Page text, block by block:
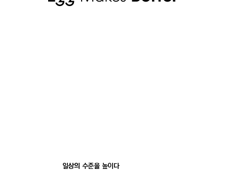
일상의 수준을 높이다